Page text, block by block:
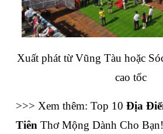
Xuất phát từ Vũng Tàu hoặc
cao tốc
>>> Xem thêm: Top 10 Địa
Tiên Thơ Mộng Dành Cho Bạn!